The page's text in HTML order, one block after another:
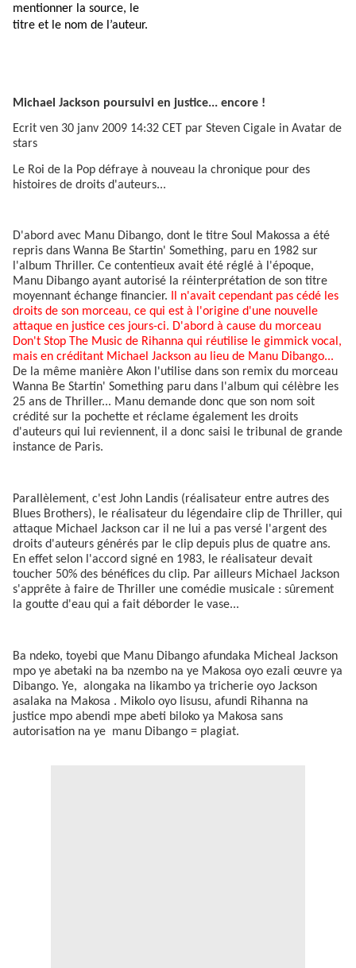
mentionner la source, le
titre et le nom de l’auteur.
Michael Jackson poursuivi en justice... encore !
Ecrit ven 30 janv 2009 14:32 CET par Steven Cigale in Avatar de
stars
Le Roi de la Pop défraye à nouveau la chronique pour des
histoires de droits d'auteurs...
D'abord avec Manu Dibango, dont le titre Soul Makossa a été
repris dans Wanna Be Startin' Something, paru en 1982 sur
l'album Thriller. Ce contentieux avait été réglé à l'époque,
Manu Dibango ayant autorisé la réinterprétation de son titre
moyennant échange financier. Il n'avait cependant pas cédé les
droits de son morceau, ce qui est à l'origine d'une nouvelle
attaque en justice ces jours-ci. D'abord à cause du morceau
Don't Stop The Music de Rihanna qui réutilise le gimmick vocal,
mais en créditant Michael Jackson au lieu de Manu Dibango...
De la même manière Akon l'utilise dans son remix du morceau
Wanna Be Startin' Something paru dans l'album qui célèbre les
25 ans de Thriller... Manu demande donc que son nom soit
crédité sur la pochette et réclame également les droits
d'auteurs qui lui reviennent, il a donc saisi le tribunal de grande
instance de Paris.
Parallèlement, c'est John Landis (réalisateur entre autres des
Blues Brothers), le réalisateur du légendaire clip de Thriller, qui
attaque Michael Jackson car il ne lui a pas versé l'argent des
droits d'auteurs générés par le clip depuis plus de quatre ans.
En effet selon l'accord signé en 1983, le réalisateur devait
toucher 50% des bénéfices du clip. Par ailleurs Michael Jackson
s'apprête à faire de Thriller une comédie musicale : sûrement
la goutte d'eau qui a fait déborder le vase...
Ba ndeko, toyebi que Manu Dibango afundaka Micheal Jackson
mpo ye abetaki na ba nzembo na ye Makosa oyo ezali œuvre ya
Dibango. Ye, alongaka na likambo ya tricherie oyo Jackson
asalaka na Makosa . Mikolo oyo lisusu, afundi Rihanna na
justice mpo abendi mpe abeti biloko ya Makosa sans
autorisation na ye manu Dibango = plagiat.